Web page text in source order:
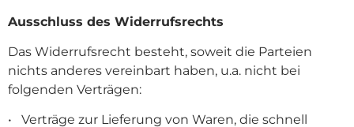
Ausschluss des Widerrufsrechts
Das Widerrufsrecht besteht, soweit die Parteien
nichts anderes vereinbart haben, u.a. nicht bei
folgenden Verträgen:
• Verträge zur Lieferung von Waren, die schnell